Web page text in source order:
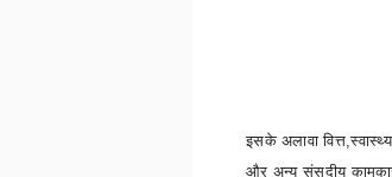
इसके अलावा वित्त,स्वास्थ्य
और अन्य संसदीय